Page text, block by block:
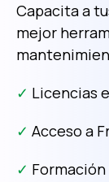
Capacita a
mejor
✓ Licencias
✓ Acceso a
✓